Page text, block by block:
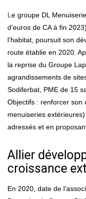
Le groupe DL Menuiserie (créé en 1993, 80 salariés / 14 millions
d’euros de CA à fin
l’habitat, poursuit son
route établie en 2020.
la reprise du Groupe
agrandissements de
Sodiferbat, PME de 15
Objectifs : renforcer
menuiseries
adressés et en
Allier
croissance
En 2020, date de